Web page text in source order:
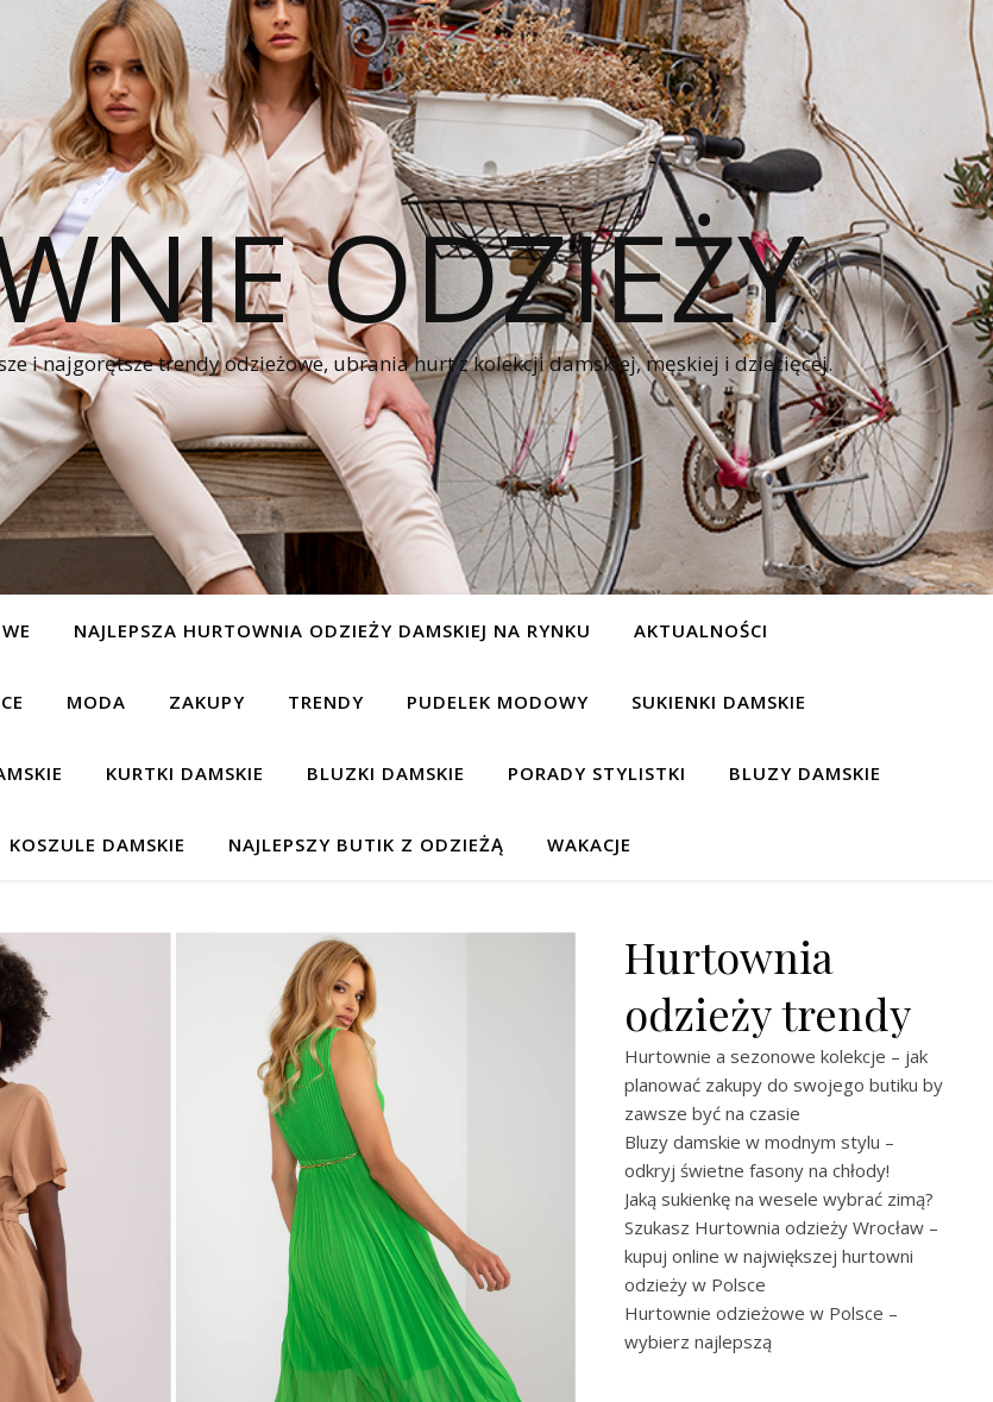
ODZIEŻY
i najgorętsze trendy odzieżowe, ubrania hurt z kolekcji damskiej, męskiej i dziecięcej.
NAJLEPSZA HURTOWNIA ODZIEŻY DAMSKIEJ NA RYNKU AKTUALNOŚCI
MODA ZAKUPY TRENDY PUDELEK MODOWY SUKIENKI DAMSKIE
KURTKI DAMSKIE BLUZKI DAMSKIE PORADY STYLISTKI BLUZY DAMSKIE
KOSZULE DAMSKIE NAJLEPSZY BUTIK Z ODZIEŻĄ WAKACJE
Hurtownia
odzieży trendy
Hurtownie a sezonowe kolekcje – jak
planować zakupy do swojego butiku by
zawsze być na czasie
Bluzy damskie w modnym stylu –
odkryj świetne fasony na chłody!
Jaką sukienkę na wesele wybrać zimą?
Szukasz Hurtownia odzieży Wrocław –
kupuj online w największej hurtowni
odzieży w Polsce
Hurtownie odzieżowe w Polsce –
wybierz najlepszą